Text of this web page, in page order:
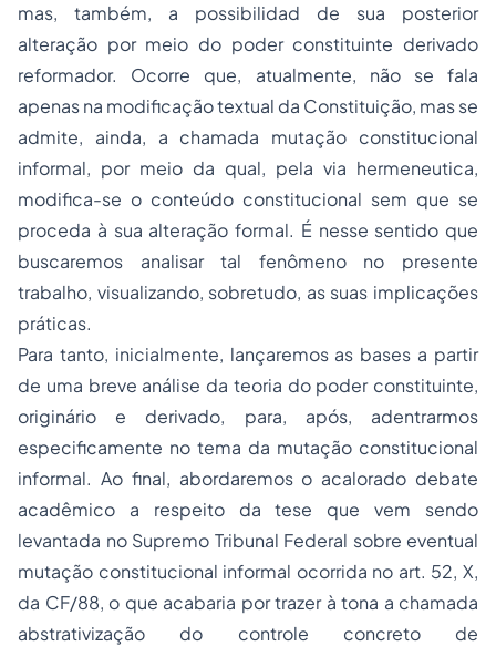
mas, também, a possibilidad de sua posterior
alteração por meio do poder constituinte derivado
reformador. Ocorre que, atualmente, não se fala
apenas na modificação textual da Constituição, mas se
admite, ainda, a chamada mutação constitucional
informal, por meio da qual, pela via hermeneutica,
modifica-se o conteúdo constitucional sem que se
proceda à sua alteração formal. É nesse sentido que
buscaremos analisar tal fenômeno no presente
trabalho, visualizando, sobretudo, as suas implicações
práticas.
Para tanto, inicialmente, lançaremos as bases a partir
de uma breve análise da teoria do poder constituinte,
originário e derivado, para, após, adentrarmos
especificamente no tema da mutação constitucional
informal. Ao final, abordaremos o acalorado debate
acadêmico a respeito da tese que vem sendo
levantada no Supremo Tribunal Federal sobre eventual
mutação constitucional informal ocorrida no art. 52, X,
da CF/88, o que acabaria por trazer à tona a chamada
abstrativização do controle concreto de